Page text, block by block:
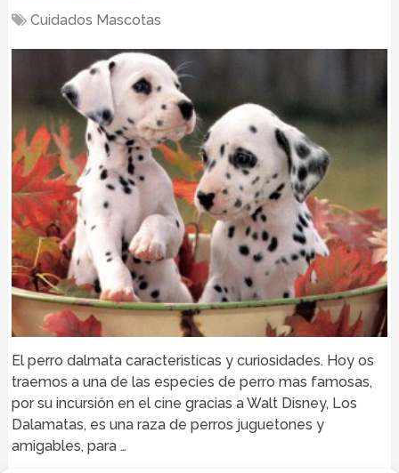
Cuidados Mascotas
El perro dalmata caracteristicas y curiosidades. Hoy os
traemos a una de las especies de perro mas famosas,
por su incursión en el cine gracias a Walt Disney, Los
Dalamatas, es una raza de perros juguetones y
amigables, para …